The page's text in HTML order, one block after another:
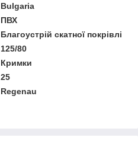
Bulgaria
ПВХ
Благоустрій скатної покрівлі
125/80
Кримки
25
Regenau